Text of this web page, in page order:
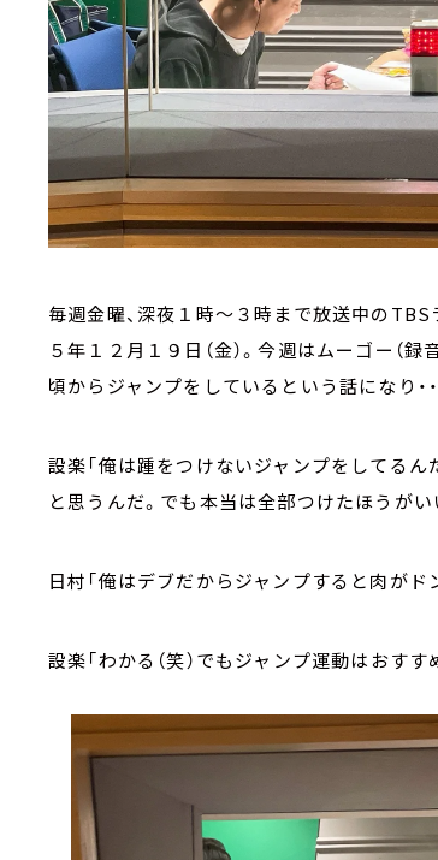
毎週金曜、深夜１時～３時まで放送中の
５年１２月１９日（金）。今週はムーゴー（
頃からジャンプをしているという話になり・・
設楽「俺は踵をつけないジャンプをしてる
と思うんだ。でも本当は全部つけたほうがい
日村「俺はデブだからジャンプすると肉がド
設楽「わかる（笑）でもジャンプ運動はおすす